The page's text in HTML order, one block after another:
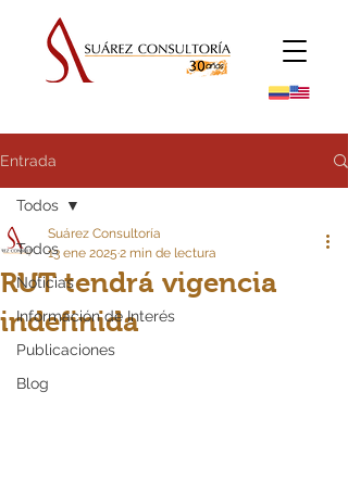
Entrada
Todos
Noticias
Información de Interés
Publicaciones
Blog
Todos
RUT tendrá vigencia
indefinida
Suárez Consultoría
13 ene 2025 2 min de lectura